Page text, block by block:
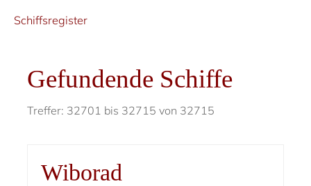
Schiffsregister
Gefundende Schiffe
Treffer: 32701 bis 32715 von 32715
Wiborad